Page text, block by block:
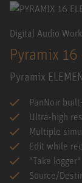
Digital Audio
Pyramix 16
Pyramix
PanNoir
Ultra-high
Multiple
Edit while
"Take
Source/